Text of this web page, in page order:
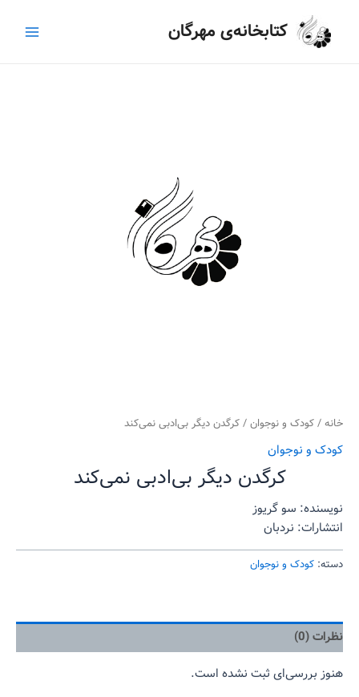
کتابخانه‌ی مهرگان
Menu
خانه/کودک و نوجوان/ کرگدن دیگر بی‌ادبی نمی‌کند
کودک و نوجوان
کرگدن دیگر بی‌ادبی نمی‌کند
نویسنده: سو گریوز
انتشارات: نردبان
دسته: کودک و نوجوان
نظرات (0)
هنوز بررسی‌ای ثبت نشده است.